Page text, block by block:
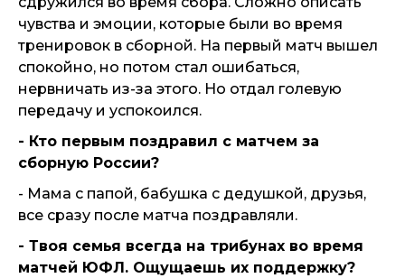
чувства и эмоции, которые были во время
тренировок в сборной. На первый матч вышел
спокойно, но потом стал ошибаться,
нервничать из-за этого. Но отдал голевую
передачу и успокоился.
- Кто первым поздравил с матчем за
сборную России?
- Мама с папой, бабушка с дедушкой, друзья,
все сразу после матча поздравляли.
- Твоя семья всегда на трибунах во время
матчей ЮФЛ. Ощущаешь их поддержку?